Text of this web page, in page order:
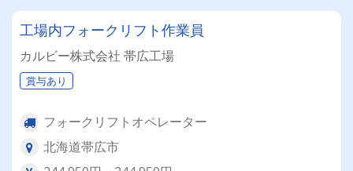
工場内フォークリフト作業員
カルビー株式会社 帯広工場
賞与あり
フォークリフトオペレーター
北海道帯広市